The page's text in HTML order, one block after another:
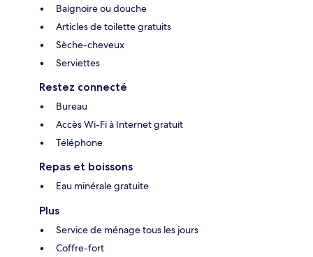
Baignoire ou douche
Articles de toilette gratuits
Sèche-cheveux
Serviettes
Restez connecté
Bureau
Accès Wi-Fi à Internet gratuit
Téléphone
Repas et boissons
Eau minérale gratuite
Plus
Service de ménage tous les jours
Coffre-fort